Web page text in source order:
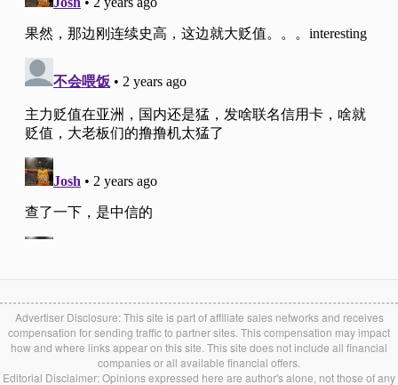
Advertiser Disclosure: This site is part of affiliate sales networks and receives
compensation for sending traffic to partner sites. This compensation may impact
how and where links appear on this site. This site does not include all financial
companies or all available financial offers.
Editorial Disclaimer: Opinions expressed here are author's alone, not those of any